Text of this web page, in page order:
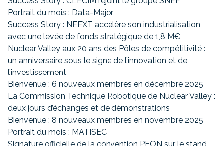
Portrait du mois : Data-Major
Success Story : NEEXT accélère son industrialisation
avec une levée de fonds stratégique de 1,8 M€
Nuclear Valley aux 20 ans des Pôles de compétitivité :
un anniversaire sous le signe de l’innovation et de
l’investissement
Bienvenue : 6 nouveaux membres en décembre 2025
La Commission Technique Robotique de Nuclear Valley :
deux jours d’échanges et de démonstrations
Bienvenue : 8 nouveaux membres en novembre 2025
Portrait du mois : MATISEC
Signature officielle de la convention PEON sur le stand